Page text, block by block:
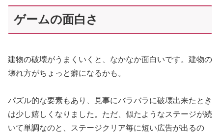
ゲームの面白さ
建物の破壊がうまくいくと、なかなか面白いです。建物の
壊れ方がちょっと癖になるかも。
パズル的な要素もあり、見事にバラバラに破壊出来たとき
は少し嬉しくなりました。ただ、似たようなステージが続
いて単調なのと、ステージクリア毎に短い広告が出るの